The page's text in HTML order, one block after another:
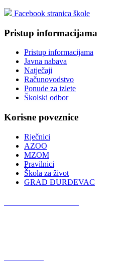
Facebook stranica škole
Pristup informacijama
Pristup informacijama
Javna nabava
Natječaji
Računovodstvo
Ponude za izlete
Školski odbor
Korisne poveznice
Rječnici
AZOO
MZOM
Pravilnici
Škola za život
GRAD ĐURĐEVAC